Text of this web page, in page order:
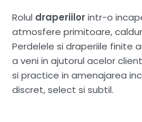
Rolul draperiilorintr-o
atmosfere primitoare,
Perdelele si draperiile finite
a veni in ajutorul acelor
si practice in amenajarea
discret, select si subtil.